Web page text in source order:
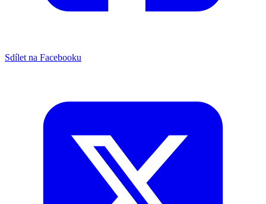
Sdílet na Facebooku